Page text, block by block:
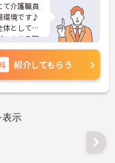
て介護職員
環境です♪
として確
いのある職
方には、面
ますので
紹介してもらう
表示